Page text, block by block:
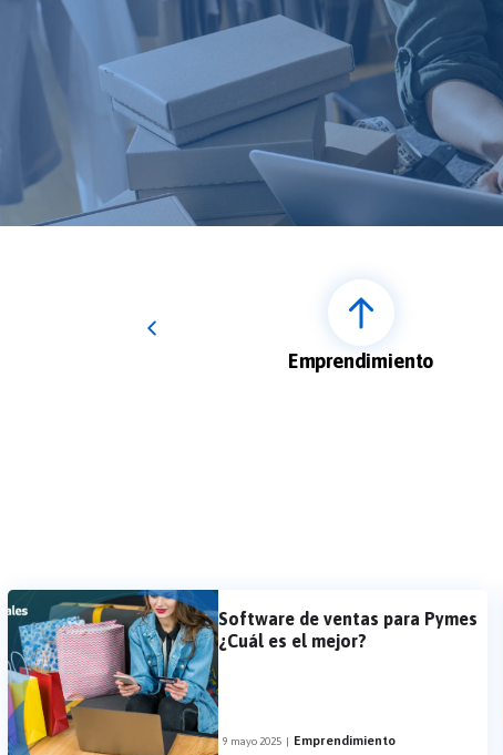
Emprendimiento
Software de ventas para Pymes
¿Cuál es el mejor?
9 mayo 2025 | Emprendimiento